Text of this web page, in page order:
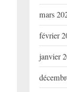
mars
février
janvier